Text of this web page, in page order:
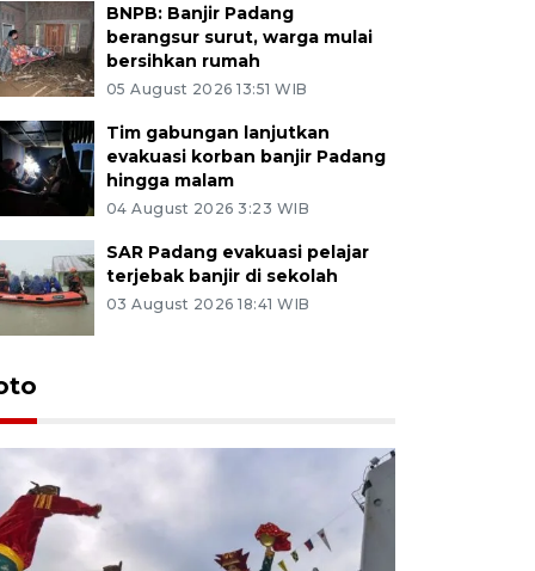
BNPB: Banjir Padang
berangsur surut, warga mulai
bersihkan rumah
05 August 2026 13:51 WIB
Tim gabungan lanjutkan
evakuasi korban banjir Padang
hingga malam
04 August 2026 3:23 WIB
SAR Padang evakuasi pelajar
terjebak banjir di sekolah
03 August 2026 18:41 WIB